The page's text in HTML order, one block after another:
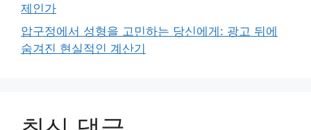
제인가
압구정에서 성형을 고민하는 당신에게: 광고 뒤에
숨겨진 현실적인 계산기